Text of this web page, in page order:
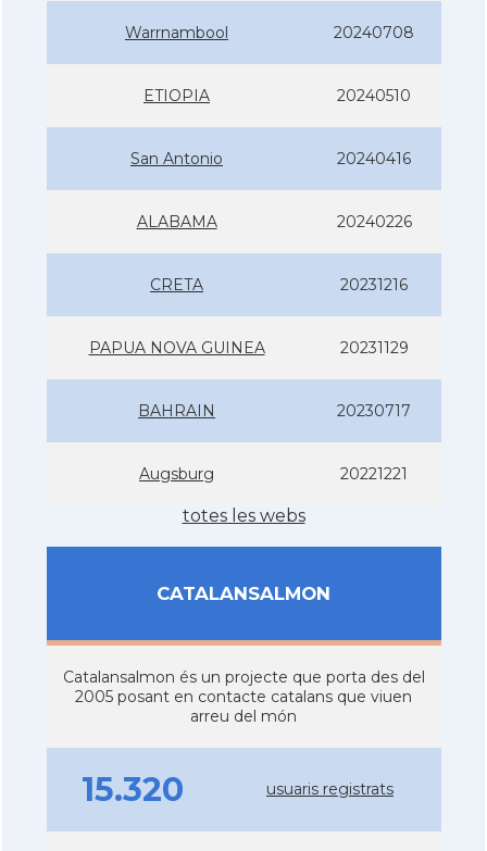
Warrnambool 20240708
ETIOPIA 20240510
San Antonio 20240416
ALABAMA 20240226
CRETA 20231216
PAPUA NOVA GUINEA 20231129
BAHRAIN 20230717
Augsburg 20221221
totes les webs
CATALANSALMON
Catalansalmon és un projecte que porta des del
2005 posant en contacte catalans que viuen
arreu del món
15.320 usuaris registrats